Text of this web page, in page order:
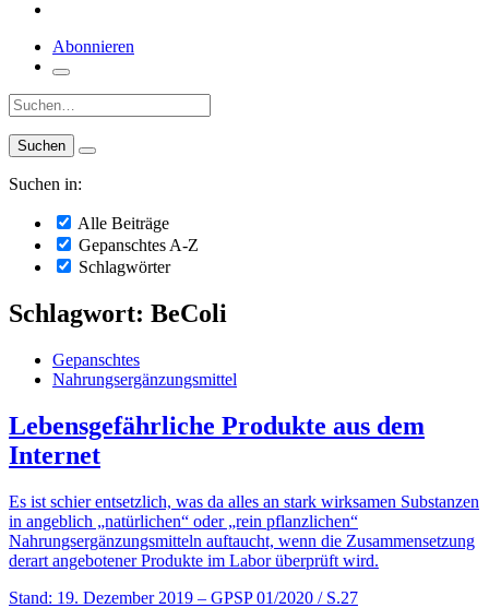
Abonnieren
Suche:
Suchen in:
Alle Beiträge
Gepanschtes A-Z
Schlagwörter
Schlagwort: BeColi
Gepanschtes
Nahrungsergänzungsmittel
Lebensgefährliche Produkte aus dem
Internet
Es ist schier entsetzlich, was da alles an stark wirksamen Substanzen
in angeblich „natürlichen“ oder „rein pflanzlichen“
Nahrungsergänzungsmitteln auftaucht, wenn die Zusammensetzung
derart angebotener Produkte im Labor überprüft wird.
Stand: 19. Dezember 2019 – GPSP 01/2020 / S.27